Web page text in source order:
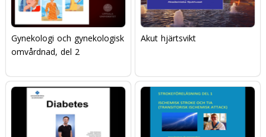
Gynekologi och gynekologisk
omvårdnad, del 2
Akut hjärtsvikt